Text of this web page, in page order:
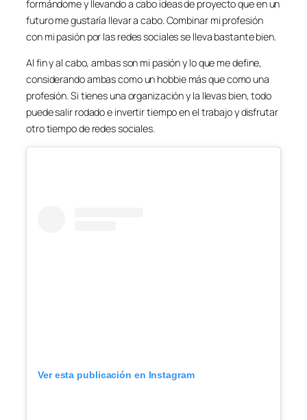
formándome y llevando a cabo ideas de proyecto que en un
futuro me gustaría llevar a cabo. Combinar mi profesión
con mi pasión por las redes sociales se lleva bastante bien.
Al fin y al cabo, ambas son mi pasión y lo que me define,
considerando ambas como un hobbie más que como una
profesión. Si tienes una organización y la llevas bien, todo
puede salir rodado e invertir tiempo en el trabajo y disfrutar
otro tiempo de redes sociales.
Ver esta publicación en Instagram